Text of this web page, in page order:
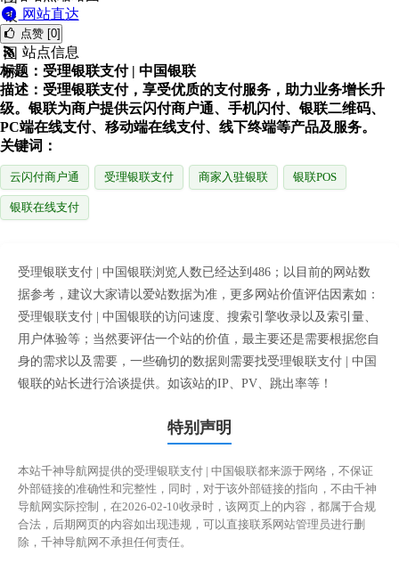
网站直达
点赞 [0]
站点信息
标题：受理银联支付 | 中国银联
描述：受理银联支付，享受优质的支付服务，助力业务增长升
级。银联为商户提供云闪付商户通、手机闪付、银联二维码、
PC端在线支付、移动端在线支付、线下终端等产品及服务。
关键词：
云闪付商户通 受理银联支付 商家入驻银联 银联POS
银联在线支付
受理银联支付 | 中国银联浏览人数已经达到486；以目前的网站数
据参考，建议大家请以爱站数据为准，更多网站价值评估因素如：
受理银联支付 | 中国银联的访问速度、搜索引擎收录以及索引量、
用户体验等；当然要评估一个站的价值，最主要还是需要根据您自
身的需求以及需要，一些确切的数据则需要找受理银联支付 | 中国
银联的站长进行洽谈提供。如该站的IP、PV、跳出率等！
特别声明
本站千神导航网提供的受理银联支付 | 中国银联都来源于网络，不保证
外部链接的准确性和完整性，同时，对于该外部链接的指向，不由千神
导航网实际控制，在2026-02-10收录时，该网页上的内容，都属于合规
合法，后期网页的内容如出现违规，可以直接联系网站管理员进行删
除，千神导航网不承担任何责任。